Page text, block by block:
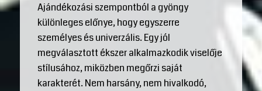
Ajándékozási szempontból a gyöngy
különleges előnye, hogy egyszerre
személyes és univerzális. Egy jól
megválasztott ékszer alkalmazkodik viselője
stílusához, miközben megőrzi saját
karakterét. Nem harsány, nem hivalkodó,